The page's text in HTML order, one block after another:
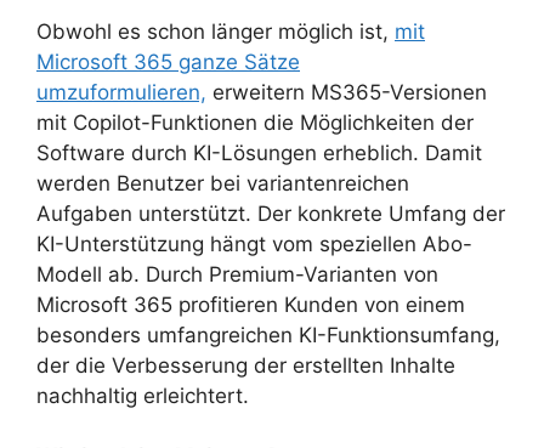
Obwohl es schon länger möglich ist, mit
Microsoft 365 ganze Sätze
umzuformulieren, erweitern MS365-Versionen
mit Copilot-Funktionen die Möglichkeiten der
Software durch KI-Lösungen erheblich. Damit
werden Benutzer bei variantenreichen
Aufgaben unterstützt. Der konkrete Umfang der
KI-Unterstützung hängt vom speziellen Abo-
Modell ab. Durch Premium-Varianten von
Microsoft 365 profitieren Kunden von einem
besonders umfangreichen KI-Funktionsumfang,
der die Verbesserung der erstellten Inhalte
nachhaltig erleichtert.